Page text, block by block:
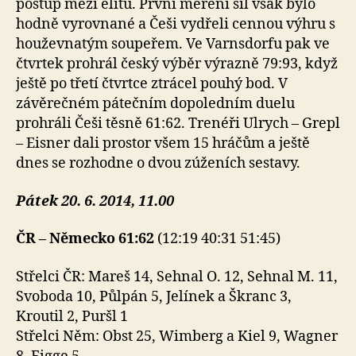
postup mezi elitu. První měření sil však bylo
hodně vyrovnané a Češi vydřeli cennou výhru s
houževnatým soupeřem. Ve Varnsdorfu pak ve
čtvrtek prohrál český výběr výrazně 79:93, když
ještě po třetí čtvrtce ztrácel pouhý bod. V
závěrečném pátečním dopoledním duelu
prohráli Češi těsně 61:62. Trenéři Ulrych – Grepl
– Eisner dali prostor všem 15 hráčům a ještě
dnes se rozhodne o dvou zúženích sestavy.
Pátek 20. 6. 2014, 11.00
ČR – Německo 61:62 (12:19 40:31 51:45)
Střelci ČR: Mareš 14, Sehnal O. 12, Sehnal M. 11,
Svoboda 10, Půlpán 5, Jelínek a Škranc 3,
Kroutil 2, Puršl 1
Střelci Něm: Obst 25, Wimberg a Kiel 9, Wagner